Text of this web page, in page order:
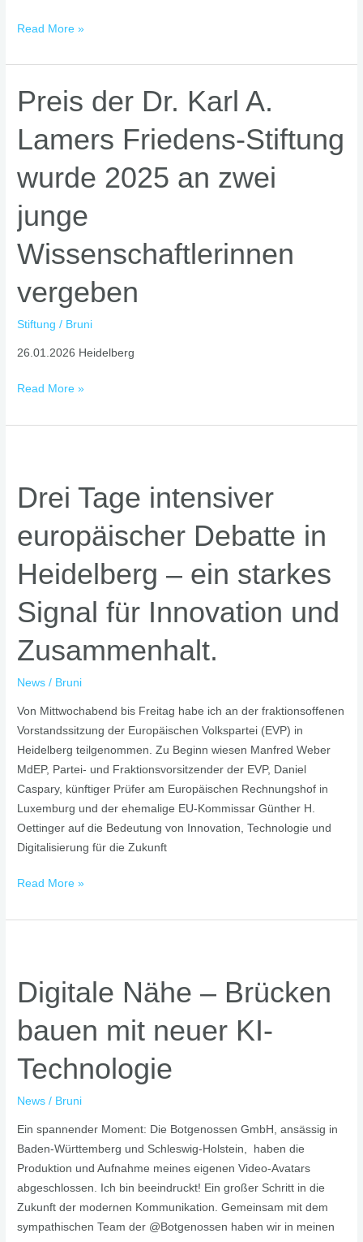
Read More »
Preis der Dr. Karl A.
Lamers Friedens-Stiftung
wurde 2025 an zwei
junge
Wissenschaftlerinnen
vergeben
Stiftung / Bruni
26.01.2026 Heidelberg
Preis
der
Dr.
Karl
Lamers
Friedens-
Stiftung
wurde
2025
an
zwei
junge
Read More »
Drei Tage intensiver
europäischer Debatte in
Heidelberg – ein starkes
Signal für Innovation und
Zusammenhalt.
News / Bruni
Von Mittwochabend bis Freitag habe ich an der fraktionsoffenen
Vorstandssitzung der Europäischen Volkspartei (EVP) in
Heidelberg teilgenommen. Zu Beginn wiesen Manfred Weber
MdEP, Partei- und Fraktionsvorsitzender der EVP, Daniel
Caspary, künftiger Prüfer am Europäischen Rechnungshof in
Luxemburg und der ehemalige EU-Kommissar Günther H.
Oettinger auf die Bedeutung von Innovation, Technologie und
Digitalisierung für die Zukunft
intensiver
europäischer
Debatte
in
Heidelberg
–
ein
starkes
Signal
Innovation
und
Zusammenhalt.
Read More »
Digitale Nähe – Brücken
bauen mit neuer KI-
Technologie
News / Bruni
Ein spannender Moment: Die Botgenossen GmbH, ansässig in
Baden-Württemberg und Schleswig-Holstein, haben die
Produktion und Aufnahme meines eigenen Video-Avatars
abgeschlossen. Ich bin beeindruckt! Ein großer Schritt in die
Zukunft der modernen Kommunikation. Gemeinsam mit dem
sympathischen Team der @Botgenossen haben wir in meinen
–
Brücken
bauen
mit
neuer
KI-
Technologie